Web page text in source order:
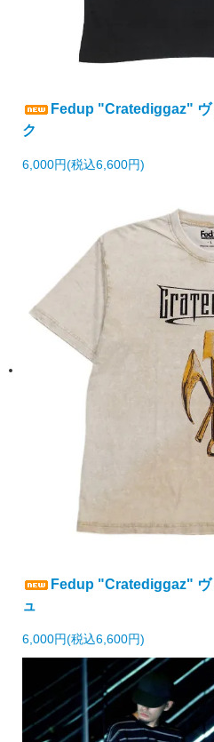
Fedup "Cratediggaz" ヴ
ク
6,000円(税込6,600円)
Fedup "Cratediggaz" ヴ
ュ
6,000円(税込6,600円)